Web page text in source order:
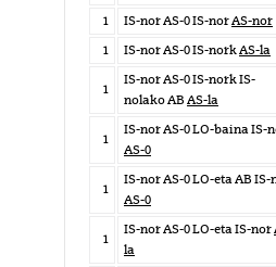
1
IS-nor AS-0 IS-norAS-nor
1
IS-nor AS-0 IS-norkAS-la
1
IS-nor AS-0 IS-nork IS-
nolako AB AS-la
1
IS-nor AS-0 LO-baina IS-
AS-0
1
IS-nor AS-0 LO-eta AB IS-
AS-0
1
IS-nor AS-0 LO-eta IS-nor
la